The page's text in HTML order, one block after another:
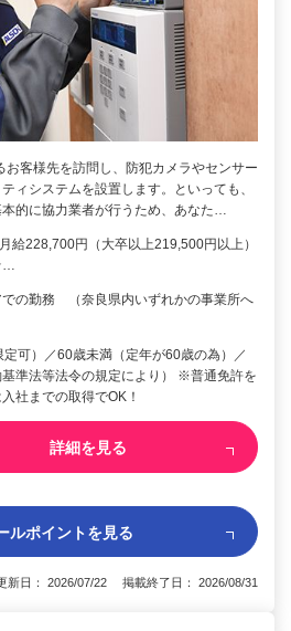
お客様先を訪問し、防犯カメラやセンサー
ィシステムを設置します。といっても、
的に協力業者が行うため、あなた…
給228,700円（大卒以上219,500円以上）
での勤務 （奈良県内いずれかの事業所へ
定可）／60歳未満（定年が60歳の為）／
準法等法令の規定により） ※普通免許を
社までの取得でOK！
詳細を見る
ルポイントを見る
新日： 2026/07/22 掲載終了日： 2026/08/31